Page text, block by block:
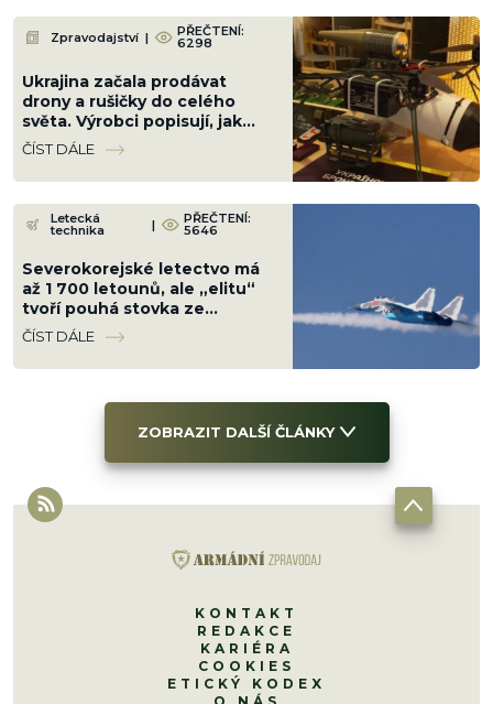
Zpravodajství | PŘEČTENÍ:
6298
Ukrajina začala prodávat
drony a rušičky do celého
světa. Výrobci popisují, jak
funguje nový zbrojní byznys
uprostřed války
ČÍST DÁLE
Letecká
technika | PŘEČTENÍ:
5646
Severokorejské letectvo má
až 1 700 letounů, ale „elitu“
tvoří pouhá stovka ze
sovětských 80. let.
Podceňovat ho nelze
ČÍST DÁLE
ZOBRAZIT DALŠÍ ČLÁNKY
KONTAKT
REDAKCE
KARIÉRA
COOKIES
ETICKÝ KODEX